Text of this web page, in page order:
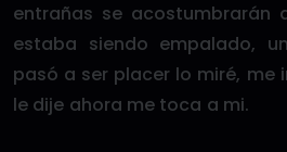
entrañas se acostumbrarán
estaba siendo empalado,
pasó a ser placer lo miré, me
le dije ahora me toca a mi.